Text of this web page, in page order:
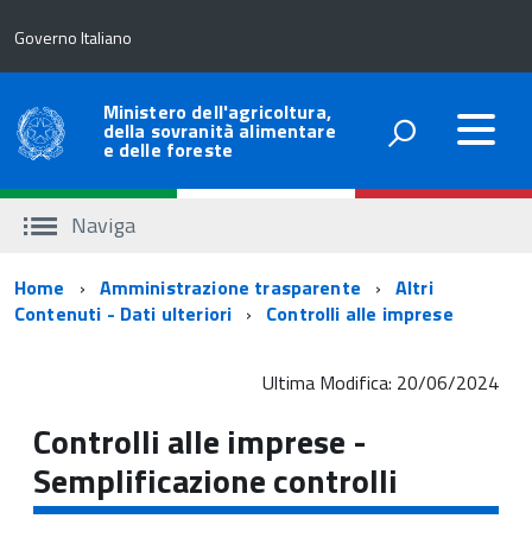
Governo Italiano
Ministero dell'agricoltura,
della sovranità alimentare
e delle foreste
Naviga
Percorso
di
Home Amministrazione trasparente
Altri
Contenuti - Dati ulteriori
Controlli alle imprese
Ultima Modifica: 20/06/2024
Controlli alle imprese -
Semplificazione controlli